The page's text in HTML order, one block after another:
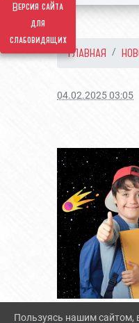
Версия сайта
для
слабовидящих
ГЛАВНАЯ
04.02.2025 03:05
Пользуясь нашим сайтом,